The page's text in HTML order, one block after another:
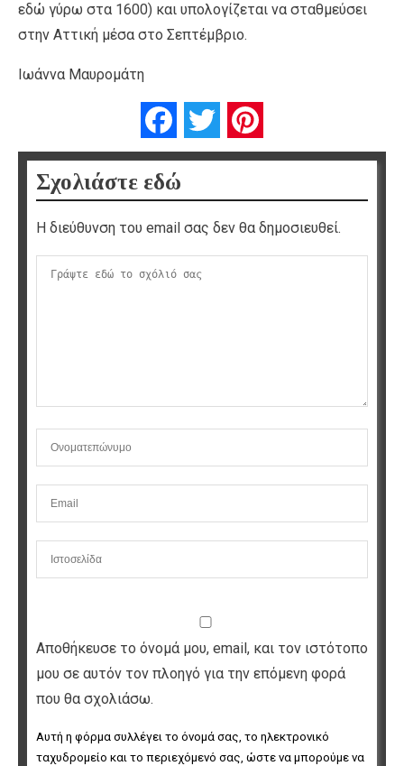
εδώ γύρω στα 1600) και υπολογίζεται να σταθμεύσει
στην Αττική μέσα στο Σεπτέμβριο.
Ιωάννα Μαυρομάτη
FacebookTwitter
Σχολιάστε εδώ
Η διεύθυνση του email σας δεν θα δημοσιευθεί.
Αποθήκευσε το όνομά μου, email, και τον ιστότοπο
μου σε αυτόν τον πλοηγό για την επόμενη φορά
που θα σχολιάσω.
Αυτή η φόρμα συλλέγει το όνομά σας, το ηλεκτρονικό
ταχυδρομείο και το περιεχόμενό σας, ώστε να μπορούμε να